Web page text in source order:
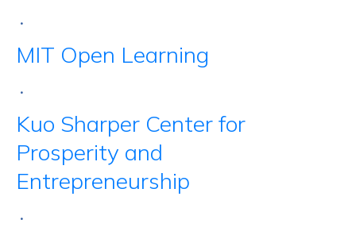
•
MIT Open Learning
•
Kuo Sharper Center for
Prosperity and
Entrepreneurship
•